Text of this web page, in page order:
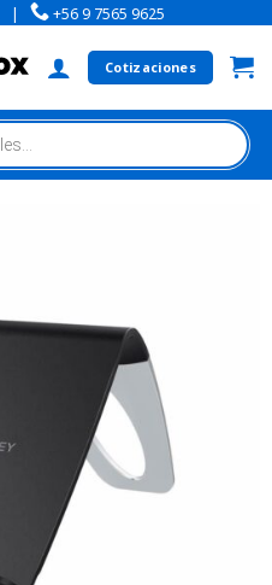
| +56 9 7565 9625
Cotizaciones